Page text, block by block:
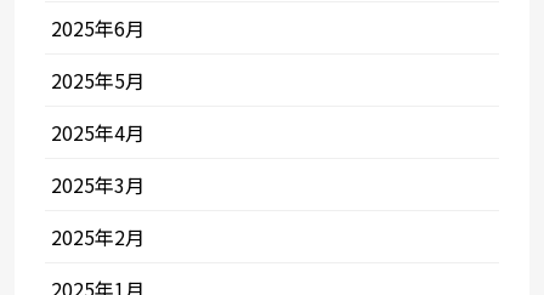
2025年6月
2025年5月
2025年4月
2025年3月
2025年2月
2025年1月